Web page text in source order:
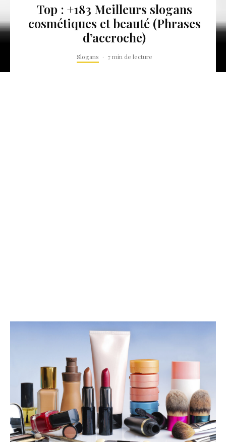
Top : +183 Meilleurs slogans
cosmétiques et beauté (Phrases
d’accroche)
Slogans · 7 min de lecture